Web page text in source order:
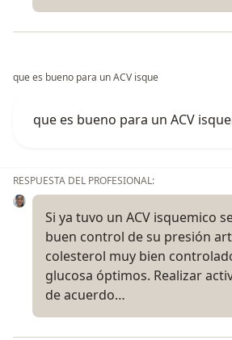
que es bueno para un ACV isque
que es bueno para un ACV
RESPUESTA DEL PROFESIONAL:
Si ya tuvo un ACV isquemico
buen control de su presión
colesterol muy bien
glucosa óptimos. Realizar
de acuerdo…